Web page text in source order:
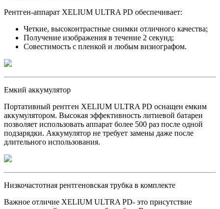
Рентген-аппарат XELIUM ULTRA PD обеспечивает:
Четкие, высоконтрастные снимки отличного качества;
Получение изображения в течение 2 секунд;
Совестимость с пленкой и любым визиографом.
Емкий аккумулятор
Портативный рентген XELIUM ULTRA PD оснащен емким
аккумулятором. Высокая эффективность литиевой батареи
позволяет использовать аппарат более 500 раз после одной
подзарядки. Аккумулятор не требует замены даже после
длительного использования.
Низкочастотная рентгеновская трубка в комплекте
Важное отличие XELIUM ULTRA PD- это присутствие